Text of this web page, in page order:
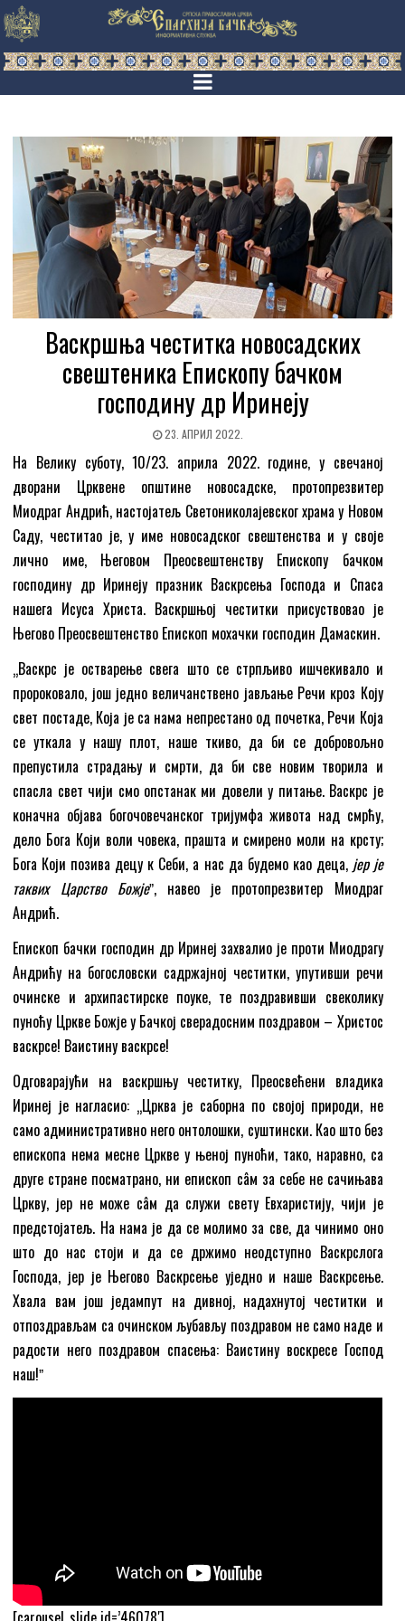
Васкршња честитка новосадских
свештеника Епископу бачком
господину др Иринеју
23. АПРИЛ 2022.
На Велику суботу, 10/23. априла 2022. године, у свечаној
дворани Црквене општине новосадске, протопрезвитер
Миодраг Андрић, настојатељ Светониколајевског храма у Новом
Саду, честитао је, у име новосадског свештенства и у своје
лично име, Његовом Преосвештенству Епископу бачком
господину др Иринеју празник Васкрсења Господа и Спаса
нашега Исуса Христа. Васкршњој честитки присуствовао је
Његово Преосвештенство Епископ мохачки господин Дамаскин.
„Васкрс је остварење свега што се стрпљиво ишчекивало и
пророковало, још једно величанствено јављање Речи кроз Коју
свет постаде, Која је са нама непрестано од почетка, Речи Која
се уткала у нашу плот, наше ткиво, да би се добровољно
препустила страдању и смрти, да би све новим творила и
спасла свет чији смо опстанак ми довели у питање. Васкрс је
коначна објава богочовечанског тријумфа живота над смрћу,
дело Бога Који воли човека, прашта и смирено моли на крсту;
Бога Који позива децу к Себи, а нас да будемо као деца, јер је
таквих Царство Божјеˮ, навео је протопрезвитер Миодраг
Андрић.
Епископ бачки господин др Иринеј захвалио је проти Миодрагу
Андрићу на богословски садржајној честитки, упутивши речи
очинске и архипастирске поуке, те поздравивши свеколику
пуноћу Цркве Божје у Бачкој сверадосним поздравом – Христос
васкрсе! Ваистину васкрсе!
Одговарајући на васкршњу честитку, Преосвећени владика
Иринеј је нагласио: „Црква је саборна по својој природи, не
само административно него онтолошки, суштински. Као што без
епископа нема месне Цркве у њеној пуноћи, тако, наравно, са
друге стране посматрано, ни епископ сâм за себе не сачињава
Цркву, јер не може сâм да служи свету Евхаристију, чији је
предстојатељ. На нама је да се молимо за све, да чинимо оно
што до нас стоји и да се држимо неодступно Васкрслога
Господа, јер је Његово Васкрсење уједно и наше Васкрсење.
Хвала вам још једампут на дивној, надахнутој честитки и
отпоздрављам са очинском љубављу поздравом не само наде и
радости него поздравом спасења: Ваистину воскресе Господ
наш!ˮ